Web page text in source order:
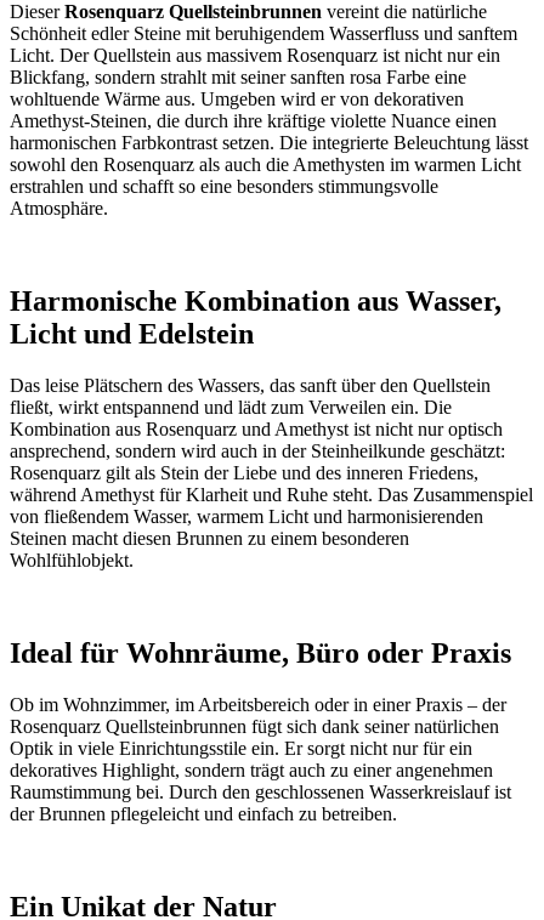
DieserRosenquarz Quellsteinbrunnen vereint die natürliche
Schönheit edler Steine mit beruhigendem Wasserfluss und sanftem
Licht. Der Quellstein aus massivem Rosenquarz ist nicht nur ein
Blickfang, sondern strahlt mit seiner sanften rosa Farbe eine
wohltuende Wärme aus. Umgeben wird er von dekorativen
Amethyst-Steinen, die durch ihre kräftige violette Nuance einen
harmonischen Farbkontrast setzen. Die integrierte Beleuchtung lässt
sowohl den Rosenquarz als auch die Amethysten im warmen Licht
erstrahlen und schafft so eine besonders stimmungsvolle
Atmosphäre.
Harmonische Kombination aus Wasser,
Licht und Edelstein
Das leise Plätschern des Wassers, das sanft über den Quellstein
fließt, wirkt entspannend und lädt zum Verweilen ein. Die
Kombination aus Rosenquarz und Amethyst ist nicht nur optisch
ansprechend, sondern wird auch in der Steinheilkunde geschätzt:
Rosenquarz gilt als Stein der Liebe und des inneren Friedens,
während Amethyst für Klarheit und Ruhe steht. Das Zusammenspiel
von fließendem Wasser, warmem Licht und harmonisierenden
Steinen macht diesen Brunnen zu einem besonderen
Wohlfühlobjekt.
Ideal für Wohnräume, Büro oder Praxis
Ob im Wohnzimmer, im Arbeitsbereich oder in einer Praxis – der
Rosenquarz Quellsteinbrunnen fügt sich dank seiner natürlichen
Optik in viele Einrichtungsstile ein. Er sorgt nicht nur für ein
dekoratives Highlight, sondern trägt auch zu einer angenehmen
Raumstimmung bei. Durch den geschlossenen Wasserkreislauf ist
der Brunnen pflegeleicht und einfach zu betreiben.
Ein Unikat der Natur